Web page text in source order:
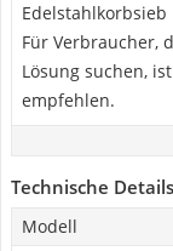
Für Verbraucher,
Lösung suchen,
empfehlen.
Technische Details
Modell